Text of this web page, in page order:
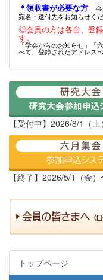
＊領収書が必要な方
宛名・送付先をお知らせくだ
◎会員の方は各自、登
す。
「学会からのお知らせ」「
べて、登録されたアドレス
【受付中】2026/8/1（土
【終了】2026/5/1（金）
トップページ